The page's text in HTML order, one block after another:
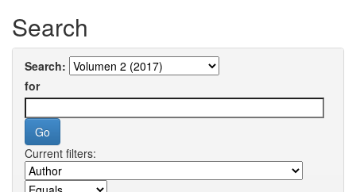
Search
Search:
for
Current filters: